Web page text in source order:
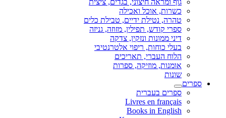
גוף ומראה חיצוני, בגדים, ציצית
כשרות, אוכל ואכילה
טהרה, נטילת ידיים, טבילת כלים
ספרי קודש, תפילין, מזוזה, גניזה
דיני ממונות ונזקין, צדקה
בעלי כוחות, ריפוי אלטרנטיבי
הלוח העברי, תאריכים
אומנות, מוזיקה, ספרות
שונות
ספרים
ספרים בעברית
Livres en français
Books in English